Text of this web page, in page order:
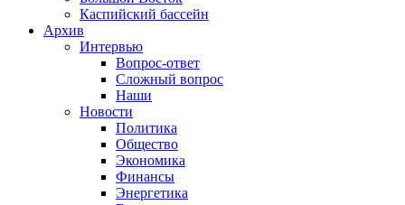
Каспийский бассейн
Архив
Интервью
Вопрос-ответ
Сложный вопрос
Наши
Новости
Политика
Общество
Экономика
Финансы
Энергетика